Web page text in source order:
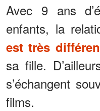
Avec 9 ans
enfants, la
est très
sa fille.
s’échangent
films.